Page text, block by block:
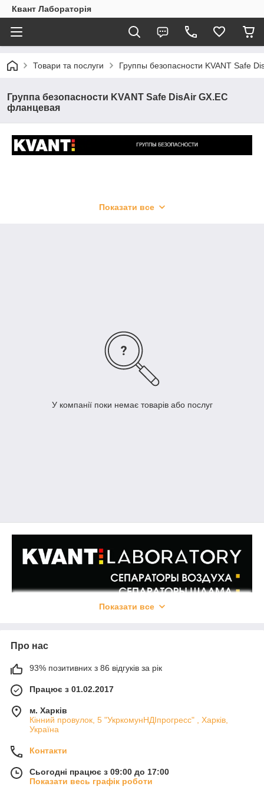
Квант Лабораторія
Товари та послуги Группы безопасности KVANT Safe
Группа безопасности KVANT Safe DisAir GX.EC
фланцевая
Показати все
У компанії поки немає товарів або послуг
Показати все
Про нас
93% позитивних з 86 відгуків за рік
Працює з 01.02.2017
м. Харків
Кінний провулок, 5 "УкркомунНДІпрогресс" , Харків,
Україна
Контакти
Сьогодні працює з 09:00 до 17:00
Показати весь графік роботи